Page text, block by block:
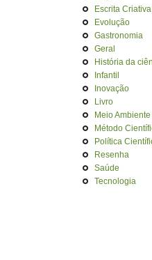
Escrita Criativa
Evolução
Gastronomia
Geral
História da
Infantil
Inovação
Livro
Meio Ambiente
Método
Política
Resenha
Saúde
Tecnologia